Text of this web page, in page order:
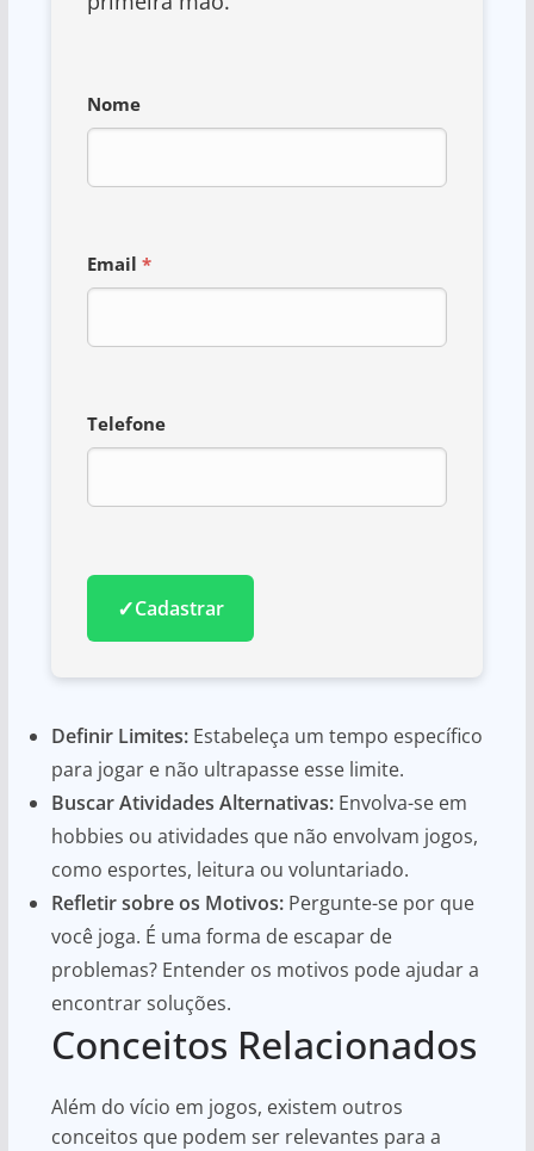
Nome
Email *
Telefone
✓Cadastrar
Definir Limites:Estabeleça um tempo específico
para jogar e não ultrapasse esse limite.
Buscar Atividades Alternativas:Envolva-se em
hobbies ou atividades que não envolvam jogos,
como esportes, leitura ou voluntariado.
Refletir sobre os Motivos:Pergunte-se por que
você joga. É uma forma de escapar de
problemas? Entender os motivos pode ajudar a
encontrar soluções.
Conceitos Relacionados
Além do vício em jogos, existem outros
conceitos que podem ser relevantes para a